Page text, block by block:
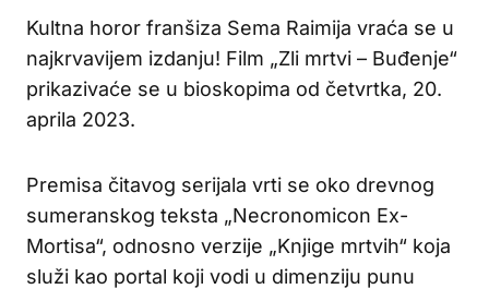
Kultna horor franšiza Sema Raimija vraća se u
najkrvavijem izdanju! Film „Zli mrtvi – Buđenje“
prikazivaće se u bioskopima od četvrtka, 20.
aprila 2023.
Premisa čitavog serijala vrti se oko drevnog
sumeranskog teksta „Necronomicon Ex-
Mortisa“, odnosno verzije „Knjige mrtvih“ koja
služi kao portal koji vodi u dimenziju punu